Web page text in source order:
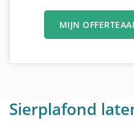
MIJN
Sierplafond